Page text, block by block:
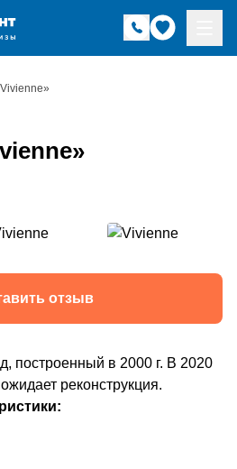
отзыв
построенный в 2000 г. В 2020
реконструкция.